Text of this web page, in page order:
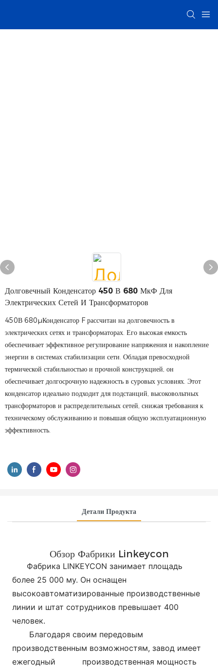
Долговечный Конденсатор 450 В 680 МкФ Для
Электрических Сетей И Трансформаторов
450В 680μКонденсатор F рассчитан на долговечность в
электрических сетях и трансформаторах. Его высокая емкость
обеспечивает эффективное регулирование напряжения и накопление
энергии в системах стабилизации сети. Обладая превосходной
термической стабильностью и прочной конструкцией, он
обеспечивает долгосрочную надежность в суровых условиях. Этот
конденсатор идеально подходит для подстанций, высоковольтных
трансформаторов и распределительных сетей, снижая требования к
техническому обслуживанию и повышая общую эксплуатационную
эффективность.
Детали Продукта
Обзор Фабрики Linkeycon
Фабрика LINKEYCON занимает площадь
более 25 000 му. Он оснащен
высокоавтоматизированные производственные
линии и штат сотрудников превышает 400
человек.
Благодаря своим передовым
производственным возможностям, завод имеет
ежегодный
производственная мощность